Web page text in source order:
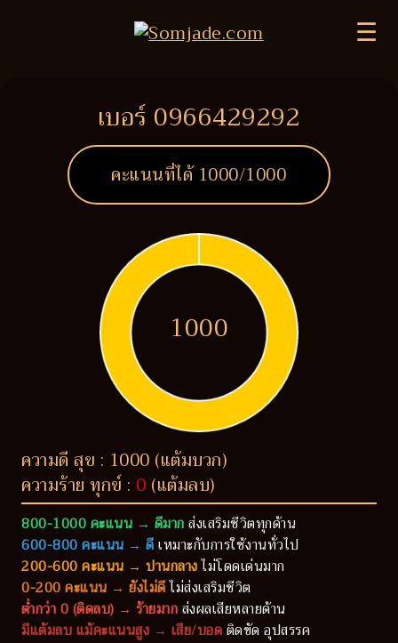
☰
เบอร์ 0966429292
คะแนนที่ได้ 1000/1000
1000
ความดี สุข : 1000 (แต้มบวก)
ความร้าย ทุกข์ : 0 (แต้มลบ)
800-1000 คะแนน → ดีมากส่งเสริมชีวิตทุกด้าน
600-800 คะแนน → ดีเหมาะกับการใช้งานทั่วไป
200-600 คะแนน → ปานกลางไม่โดดเด่นมาก
0-200 คะแนน → ยังไม่ดีไม่ส่งเสริมชีวิต
ต่ำกว่า 0 (ติดลบ) → ร้ายมากส่งผลเสียหลายด้าน
มีแต้มลบ แม้คะแนนสูง → เสีย/บอดติดขัด อุปสรรค